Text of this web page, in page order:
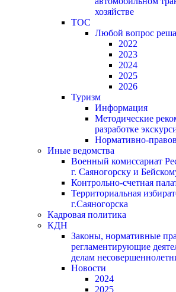
хозяйстве
ТОС
Любой вопрос
2022
2023
2024
2025
2026
Туризм
Информация
Методические
разработке
Нормативно-
Иные ведомства
Военный комиссариат
г. Саяногорску и
Контрольно-счетная
Территориальная
г.Саяногорска
Кадровая политика
КДН
Законы, нормативные
регламентирующие
делам
Новости
2024
2025